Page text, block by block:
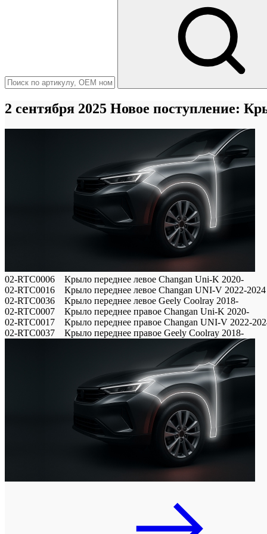
2 сентября 2025 Новое поступление:
02-RTC0006 Крыло переднее левое Changan Uni-K 2020-
02-RTC0016 Крыло переднее левое Changan UNI-V 2022-2024
02-RTC0036 Крыло переднее левое Geely Coolray 2018-
02-RTC0007 Крыло переднее правое Changan Uni-K 2020-
02-RTC0017 Крыло переднее правое Changan UNI-V 2022-
02-RTC0037 Крыло переднее правое Geely Coolray 2018-